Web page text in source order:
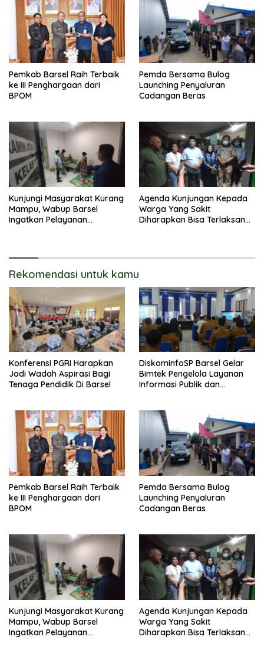
Pemkab Barsel Raih Terbaik
ke III Penghargaan dari
BPOM
Pemda Bersama Bulog
Launching Penyaluran
Cadangan Beras
Kunjungi Masyarakat Kurang
Mampu, Wabup Barsel
Ingatkan Pelayanan
Agenda Kunjungan Kepada
Warga Yang Sakit
Diharapkan Bisa Terlaksana
Rekomendasi untuk kamu
Konferensi PGRI Harapkan
Jadi Wadah Aspirasi Bagi
Tenaga Pendidik Di Barsel
DiskominfoSP Barsel Gelar
Bimtek Pengelola Layanan
Informasi Publik dan
Pemkab Barsel Raih Terbaik
ke III Penghargaan dari
BPOM
Pemda Bersama Bulog
Launching Penyaluran
Cadangan Beras
Kunjungi Masyarakat Kurang
Mampu, Wabup Barsel
Ingatkan Pelayanan
Agenda Kunjungan Kepada
Warga Yang Sakit
Diharapkan Bisa Terlaksana